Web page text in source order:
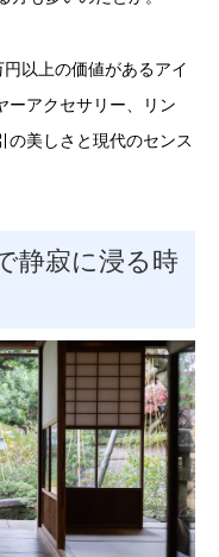
以上の価値があるアイ
ーアクセサリー、リン
の美しさと現代のセンス
静寂に浸る時